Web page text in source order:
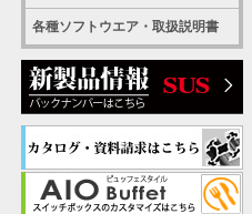
各種ソフトウエア・取扱説明書